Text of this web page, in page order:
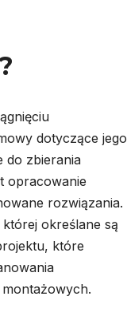
dotyczące jego
do zbierania
opracowanie
rozwiązania.
określane są
które